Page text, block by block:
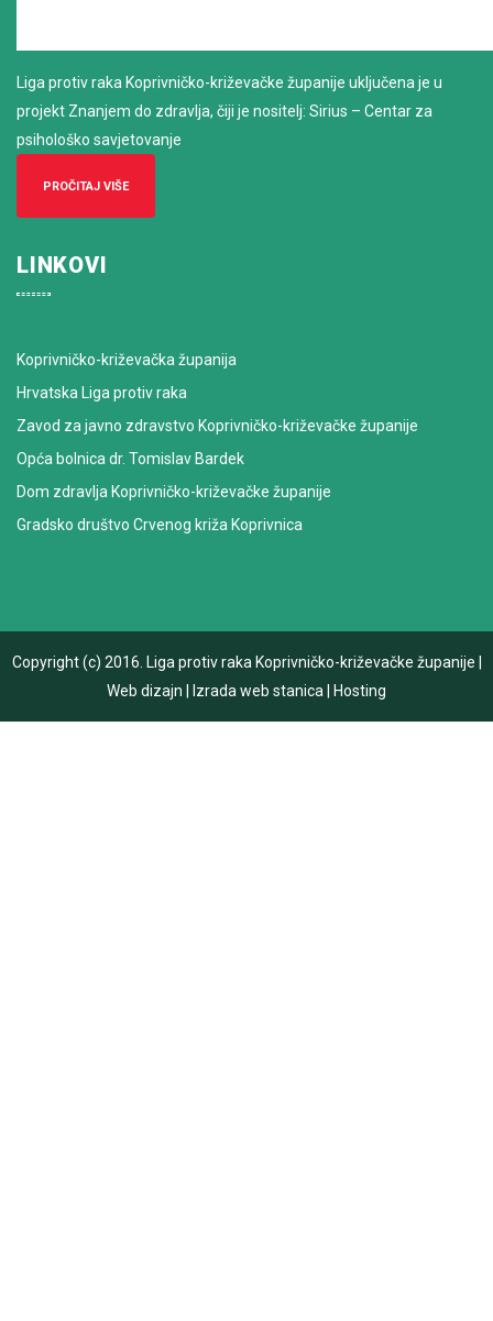
Liga protiv raka Koprivničko-križevačke županije uključena je u
projekt Znanjem do zdravlja, čiji je nositelj: Sirius – Centar za
psihološko savjetovanje
PROČITAJ VIŠE
LINKOVI
Koprivničko-križevačka županija
Hrvatska Liga protiv raka
Zavod za javno zdravstvo Koprivničko-križevačke županije
Opća bolnica dr. Tomislav Bardek
Dom zdravlja Koprivničko-križevačke županije
Gradsko društvo Crvenog križa Koprivnica
Copyright (c) 2016. Liga protiv raka Koprivničko-križevačke županije
Web dizajn
Izrada web stanica Hosting